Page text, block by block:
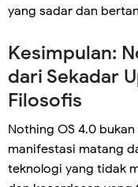
yang sadar dan
Kesimpulan:
dari Sekadar
Filosofis
Nothing OS 4.0
manifestasi matang
teknologi yang tidak